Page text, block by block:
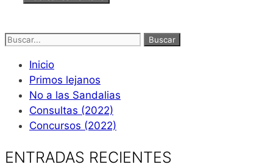
Buscar:
Inicio
Primos lejanos
No a las Sandalias
Consultas (2022)
Concursos (2022)
ENTRADAS RECIENTES